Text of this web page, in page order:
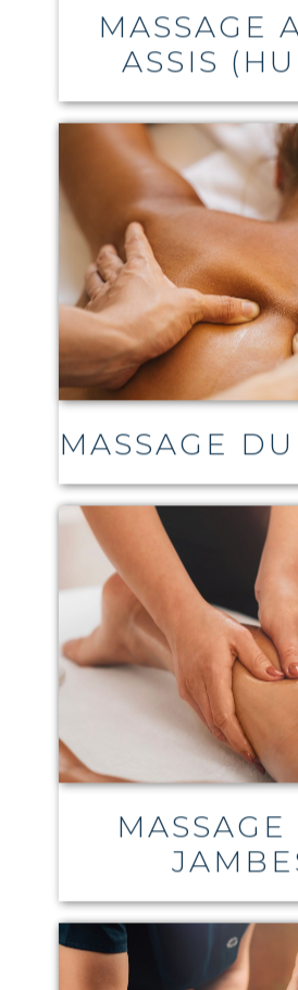
MASSAGE
ASSIS
MASSAGE
MASSAGE